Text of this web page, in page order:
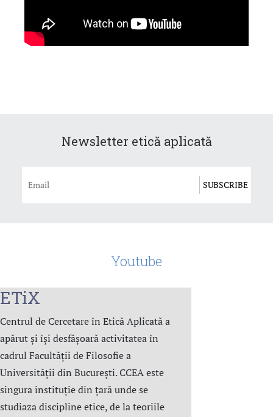
Newsletter etică aplicată
Youtube
ETiX
Centrul de Cercetare în Etică Aplicată a
apărut și își desfășoară activitatea în
cadrul Facultății de Filosofie a
Universității din București. CCEA este
singura instituție din țară unde se
studiaza discipline etice, de la teoriile